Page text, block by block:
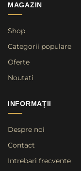
MAGAZIN
Shop
Categorii populare
Oferte
Noutati
INFORMAȚII
Despre noi
Contact
Intrebari frecvente